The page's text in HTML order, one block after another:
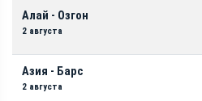
Алай - Озгон
2 августа
Азия - Барс
2 августа